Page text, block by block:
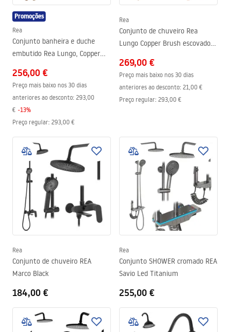
Promoções
Rea
Conjunto banheira e duche
embutido Rea Lungo, Copper
256,00 €
Preço mais baixo nos 30 dias
anteriores ao desconto: 293,00
€ -13%
Preço regular: 293,00 €
Rea
Conjunto de chuveiro Rea
Lungo Copper Brush escovado
269,00 €
Preço mais baixo nos 30 dias
anteriores ao desconto: 21,00 €
Preço regular: 293,00 €
Rea
Conjunto de chuveiro REA
Marco Black
184,00 €
Rea
Conjunto SHOWER cromado REA
Savio Led Titanium
255,00 €